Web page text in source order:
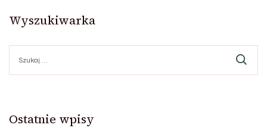
Wyszukiwarka
Ostatnie wpisy